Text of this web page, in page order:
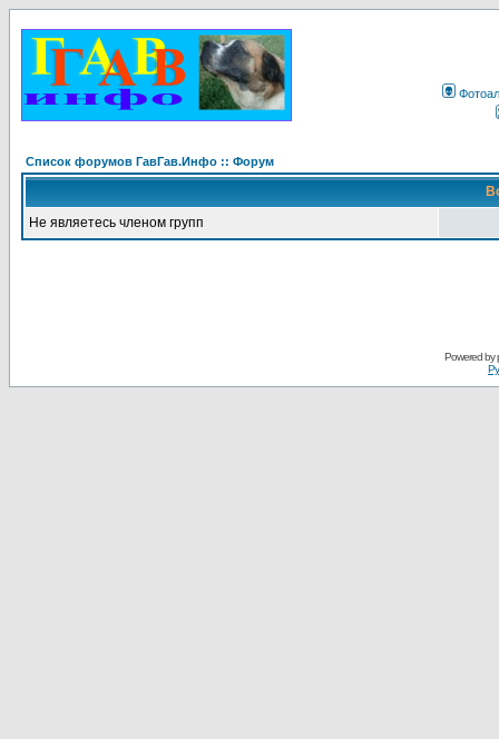
Список форумов ГавГав.Инфо :: Форум
Не являетесь членом групп
Powered by